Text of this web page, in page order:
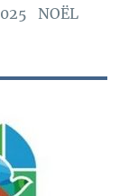
NOËL